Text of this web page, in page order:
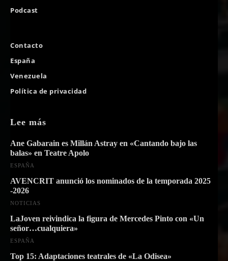
Podcast
Contacto
España
Venezuela
Política de privacidad
Lee más
Ane Gabarain es Millán Astray en «Cantando bajo las
balas» en Teatre Apolo
ESPAÑA
AVENCRIT anunció los nominados de la temporada 2025
-2026
NOTICIAS
LaJoven reivindica la figura de Mercedes Pinto con «Un
señor…cualquiera»
ESPAÑA
Top 15: Adaptaciones teatrales de «La Odisea»